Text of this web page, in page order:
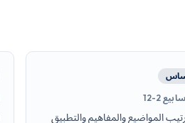
2-12
المواضيع والمفاهيم والتطبيق